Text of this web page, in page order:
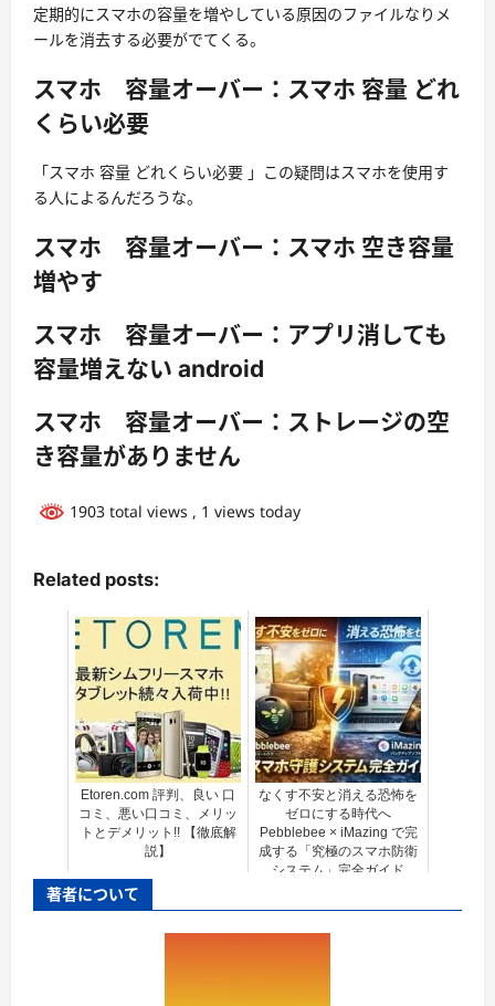
定期的にスマホの容量を増やしている原因のファイルなりメ
ールを消去する必要がでてくる。
スマホ 容量オーバー：スマホ 容量 どれ
くらい必要
「スマホ 容量 どれくらい必要 」この疑問はスマホを使用す
る人によるんだろうな。
スマホ 容量オーバー：スマホ 空き容量
増やす
スマホ 容量オーバー：アプリ消しても
容量増えない android
スマホ 容量オーバー：ストレージの空
き容量がありません
1903 total views , 1 views today
Related posts:
Etoren.com 評判、良い 口
コミ、悪い口コミ、メリッ
トとデメリット!! 【徹底解
説】
なくす不安と消える恐怖を
ゼロにする時代へ
Pebblebee × iMazing で完
成する「究極のスマホ防衛
システム」完全ガイド
著者について